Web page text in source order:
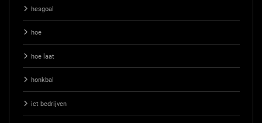
hesgoal
hoe
hoe laat
honkbal
ict bedrijven